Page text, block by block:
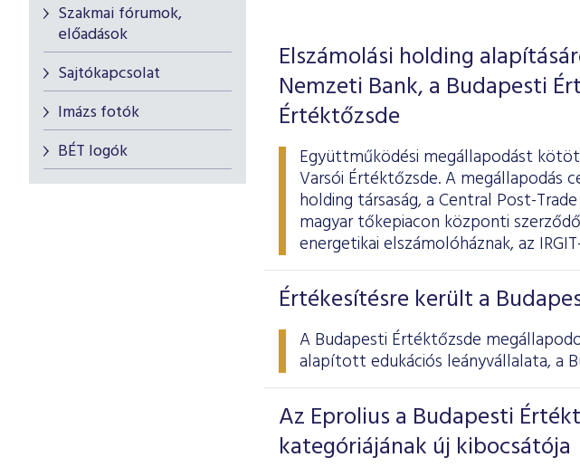
Szakmai fórumok,
előadások
Sajtókapcsolat
Imázs fotók
BÉT logók
Elszámolási holding
Nemzeti Bank, a Budapesti
Értéktőzsde
Együttműködési megállapodást
Varsói Értéktőzsde. A megállapodás
holding társaság, a Central Post-
magyar tőkepiacon központi
energetikai elszámolóháznak, az
Értékesítésre került a
A Budapesti Értéktőzsde
alapított edukációs leányvállalata, a
Az Eprolius a Budapesti
kategóriájának új kibocsátója